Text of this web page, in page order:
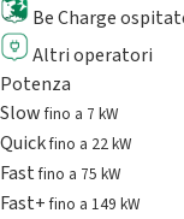
Be Charge
Altri operatori
Potenza
Slowfino a 7 kW
Quickfino a 22 kW
Fastfino a 75 kW
Fast+fino a 149 kW